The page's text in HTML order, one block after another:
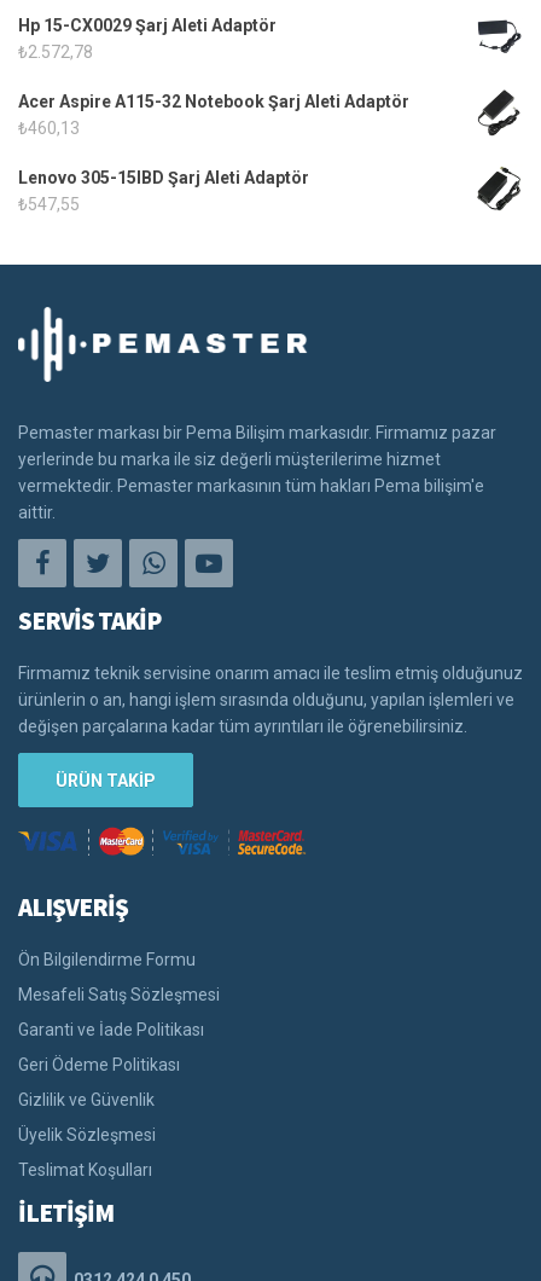
Hp 15-CX0029 Şarj Aleti Adaptör
₺2.572,78
Acer Aspire A115-32 Notebook Şarj Aleti Adaptör
₺460,13
Lenovo 305-15IBD Şarj Aleti Adaptör
₺547,55
Pemaster markası bir Pema Bilişim markasıdır. Firmamız pazar
yerlerinde bu marka ile siz değerli müşterilerime hizmet
vermektedir. Pemaster markasının tüm hakları Pema bilişim'e
aittir.
SERVİS TAKİP
Firmamız teknik servisine onarım amacı ile teslim etmiş olduğunuz
ürünlerin o an, hangi işlem sırasında olduğunu, yapılan işlemleri ve
değişen parçalarına kadar tüm ayrıntıları ile öğrenebilirsiniz.
ÜRÜN TAKİP
ALIŞVERİŞ
Ön Bilgilendirme Formu
Mesafeli Satış Sözleşmesi
Garanti ve İade Politikası
Geri Ödeme Politikası
Gizlilik ve Güvenlik
Üyelik Sözleşmesi
Teslimat Koşulları
İLETİŞİM